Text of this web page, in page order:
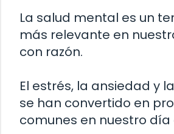
La salud mental es un
más relevante en
con razón.
El estrés, la ansiedad y
se han convertido en
comunes en nuestro día